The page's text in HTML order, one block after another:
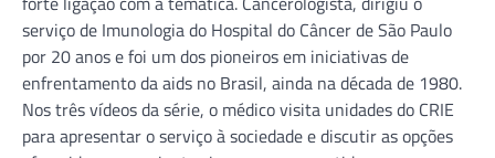
serviço de Imunologia do Hospital do Câncer de São Paulo
por 20 anos e foi um dos pioneiros em iniciativas de
enfrentamento da aids no Brasil, ainda na década de 1980.
Nos três vídeos da série, o médico visita unidades do CRIE
para apresentar o serviço à sociedade e discutir as opções